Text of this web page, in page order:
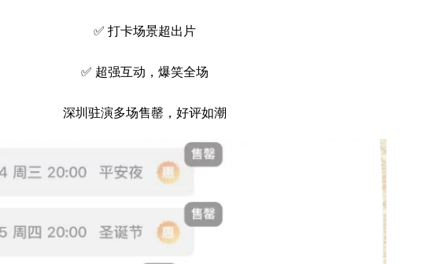
✅ 打卡场景超出片
✅ 超强互动，爆笑全场
深圳驻演多场售罄，好评如潮